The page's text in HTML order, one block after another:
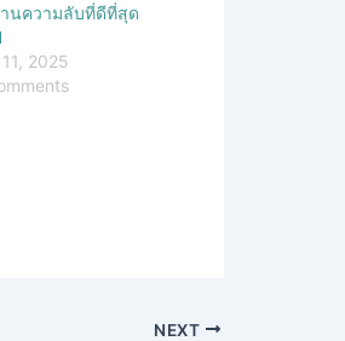
านความลับที่ดีที่สุด
2025
NEXT